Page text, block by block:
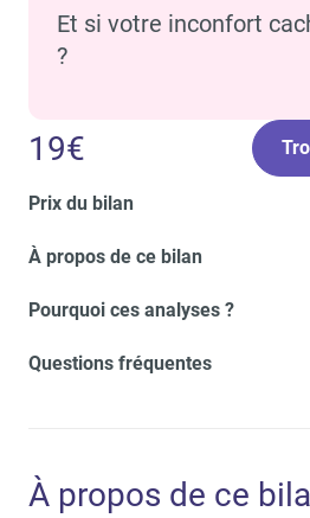
Et si votre inconfort
?
19€
Prix du bilan
À propos de ce bilan
Pourquoi ces analyses ?
Questions fréquentes
À propos de ce